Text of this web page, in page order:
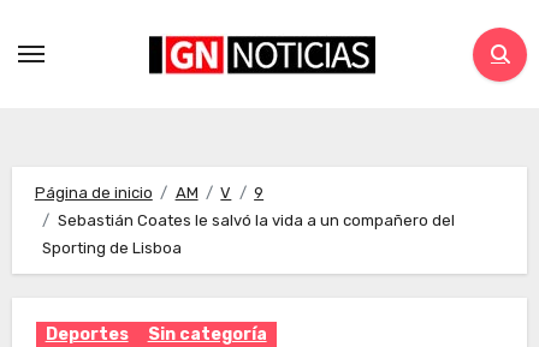
Página de inicio AM V
9
Sebastián Coates le salvó la vida a un compañero del
Sporting de Lisboa
Deportes Sin categoría